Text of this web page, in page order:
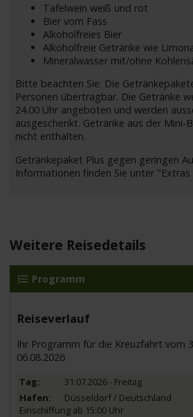
Tafelwein weiß und rot
Bier vom Fass
Alkoholfreies Bier
Alkoholfreie Getränke wie
Mineralwasser mit/ohne
Bitte beachten Sie: Die
Personen übertragbar. Die Getränke
24.00 Uhr angeboten und werden
ausgeschenkt. Getränke aus der Mini-
nicht enthalten.
Getränkepaket Plus gegen geringen
Informationen finden Sie unter "Extras
Weitere Reisedetails
Programm
Reiseverlauf
Ihr Programm für die Kreuzfahrt vom
06.08.2026
31.07.2026 - Freitag
Düsseldorf / Deutschland
Einschiffung ab 15:00 Uhr